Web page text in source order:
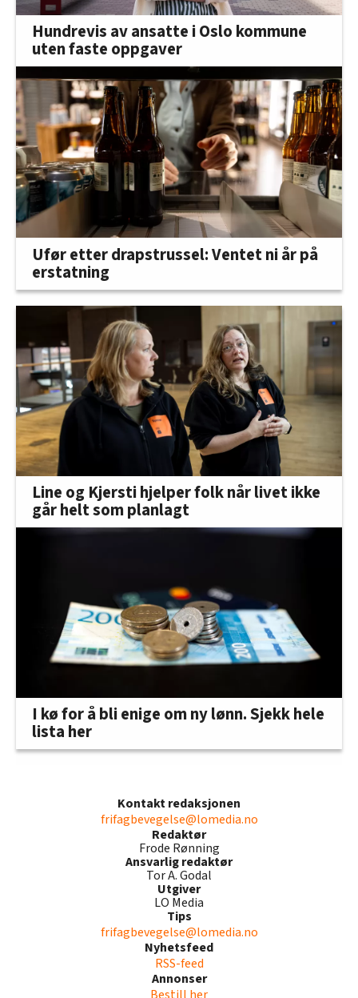
Hundrevis av ansatte i Oslo kommune
uten faste oppgaver
Ufør etter drapstrussel: Ventet ni år på
erstatning
Line og Kjersti hjelper folk når livet ikke
går helt som planlagt
I kø for å bli enige om ny lønn. Sjekk hele
lista her
Kontakt redaksjonen
frifagbevegelse@lomedia.no
Redaktør
Frode Rønning
Ansvarlig redaktør
Tor A. Godal
Utgiver
LO Media
Tips
frifagbevegelse@lomedia.no
Nyhetsfeed
RSS-feed
Annonser